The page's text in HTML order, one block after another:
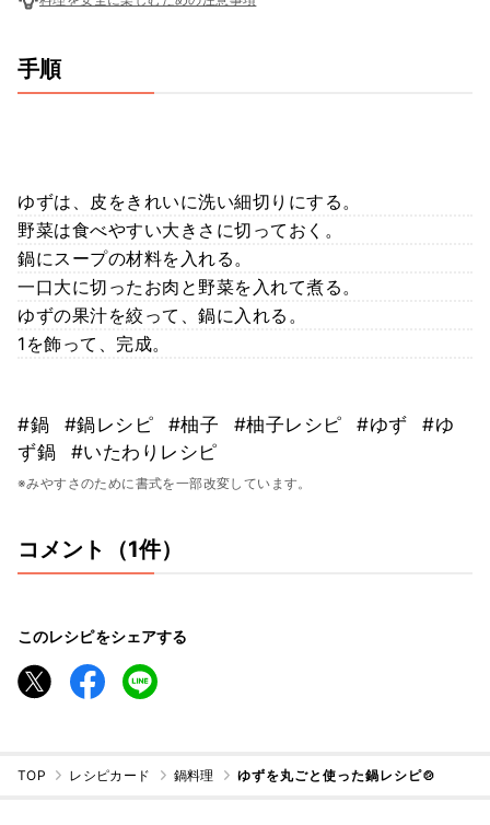
手順
ゆずは、皮をきれいに洗い細切りにする。
野菜は食べやすい大きさに切っておく。
鍋にスープの材料を入れる。
一口大に切ったお肉と野菜を入れて煮る。
ゆずの果汁を絞って、鍋に入れる。
1を飾って、完成。
#鍋 #鍋レシピ #柚子 #柚子レシピ #ゆず
#ゆ
ず鍋
#いたわりレシピ
※みやすさのために書式を一部改変しています。
コメント（1件）
このレシピをシェアする
TOP レシピカード 鍋料理 ゆずを丸ごと使った鍋レシピ🍲